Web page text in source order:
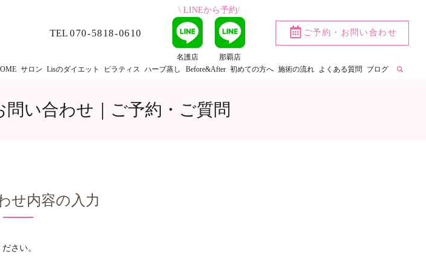
サロン Lisのダイエット ピラティス ハーブ蒸し Before&After 初めての方へ 施術の流れ よくある質問 ブログ
TEL070-5818-0610
\ LINEから予約/
名護店 那覇店
ご予約・お問い合わせ
い合わせ｜ご予約・ご質問
せ内容の入力
さい。